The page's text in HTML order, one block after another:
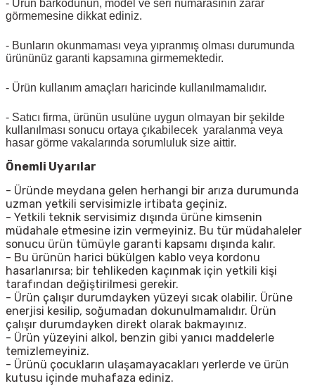
- Ürün barkodunun, model ve seri numarasının zarar
görmemesine dikkat ediniz.
- Bunların okunmaması veya yıpranmış olması durumunda
ürününüz garanti kapsamına girmemektedir.
- Ürün kullanım amaçları haricinde kullanılmamalıdır.
- Satıcı firma, ürünün usulüne uygun olmayan bir şekilde
kullanılması sonucu ortaya çıkabilecek yaralanma veya
hasar görme vakalarında sorumluluk size aittir.
Önemli Uyarılar
- Üründe meydana gelen herhangi bir arıza durumunda
uzman yetkili servisimizle irtibata geçiniz.
- Yetkili teknik servisimiz dışında ürüne kimsenin
müdahale etmesine izin vermeyiniz. Bu tür müdahaleler
sonucu ürün tümüyle garanti kapsamı dışında kalır.
- Bu ürünün harici bükülgen kablo veya kordonu
hasarlanırsa; bir tehlikeden kaçınmak için yetkili kişi
tarafından değiştirilmesi gerekir.
- Ürün çalışır durumdayken yüzeyi sıcak olabilir. Ürüne
enerjisi kesilip, soğumadan dokunulmamalıdır. Ürün
çalışır durumdayken direkt olarak bakmayınız.
- Ürün yüzeyini alkol, benzin gibi yanıcı maddelerle
temizlemeyiniz.
- Ürünü çocukların ulaşamayacakları yerlerde ve ürün
kutusu içinde muhafaza ediniz.